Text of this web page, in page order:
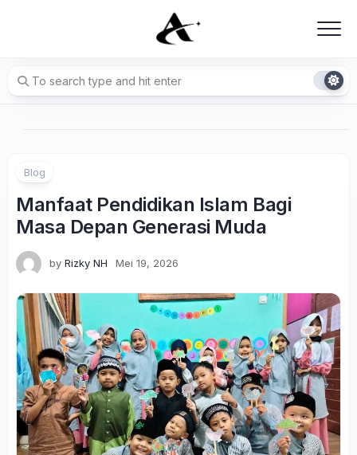
Blog
Manfaat Pendidikan Islam Bagi
Masa Depan Generasi Muda
by Rizky NH Mei 19, 2026